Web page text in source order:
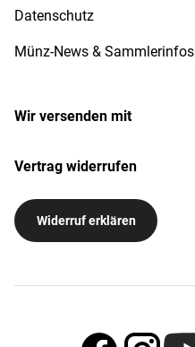
Datenschutz
Münz-News & Sammlerinfos
Wir versenden mit
Vertrag widerrufen
Widerruf erklären